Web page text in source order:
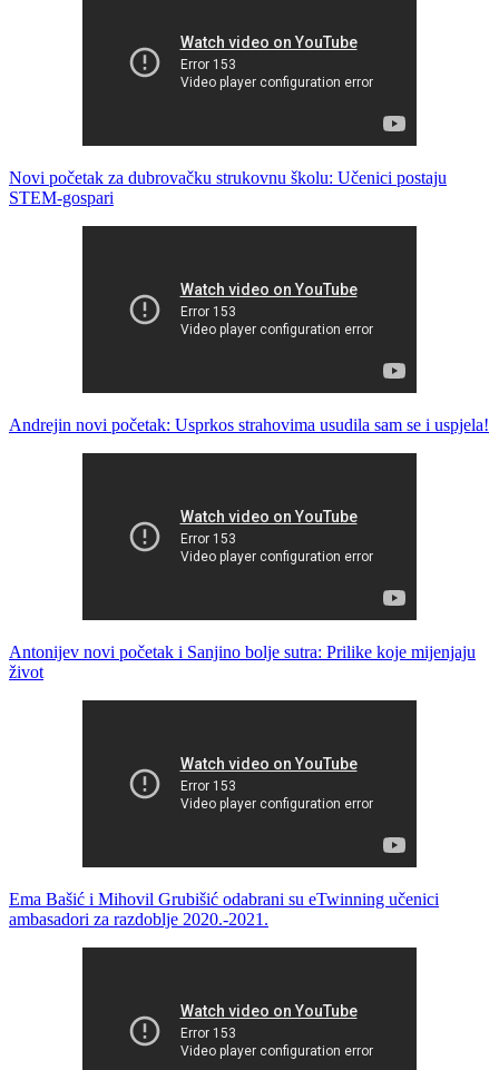
Novi početak za dubrovačku strukovnu školu: Učenici postaju
STEM-gospari
Andrejin novi početak: Usprkos strahovima usudila sam se i uspjela!
Antonijev novi početak i Sanjino bolje sutra: Prilike koje mijenjaju
život
Ema Bašić i Mihovil Grubišić odabrani su eTwinning učenici
ambasadori za razdoblje 2020.-2021.